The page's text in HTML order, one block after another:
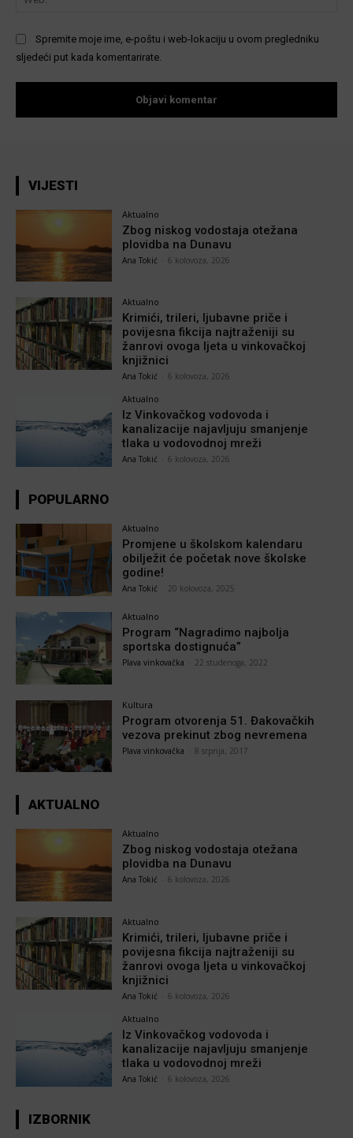
Spremite moje ime, e-poštu i web-lokaciju u ovom pregledniku
sljedeći put kada komentarirate.
VIJESTI
Aktualno
Zbog niskog vodostaja otežana
plovidba na Dunavu
Ana Tokić 6 kolovoza, 2026
Aktualno
Krimići, trileri, ljubavne priče i
povijesna fikcija najtraženiji su
žanrovi ovoga ljeta u vinkovačkoj
knjižnici
Ana Tokić 6 kolovoza, 2026
Aktualno
Iz Vinkovačkog vodovoda i
kanalizacije najavljuju smanjenje
tlaka u vodovodnoj mreži
Ana Tokić 6 kolovoza, 2026
POPULARNO
Aktualno
Promjene u školskom kalendaru
obilježit će početak nove školske
godine!
Ana Tokić 20 kolovoza, 2025
Aktualno
Program “Nagradimo najbolja
sportska dostignuća”
Plava vinkovačka 22 studenoga, 2022
Kultura
Program otvorenja 51. Đakovačkih
vezova prekinut zbog nevremena
Plava vinkovačka 8 srpnja, 2017
AKTUALNO
Aktualno
Zbog niskog vodostaja otežana
plovidba na Dunavu
Ana Tokić 6 kolovoza, 2026
Aktualno
Krimići, trileri, ljubavne priče i
povijesna fikcija najtraženiji su
žanrovi ovoga ljeta u vinkovačkoj
knjižnici
Ana Tokić 6 kolovoza, 2026
Aktualno
Iz Vinkovačkog vodovoda i
kanalizacije najavljuju smanjenje
tlaka u vodovodnoj mreži
Ana Tokić 6 kolovoza, 2026
IZBORNIK